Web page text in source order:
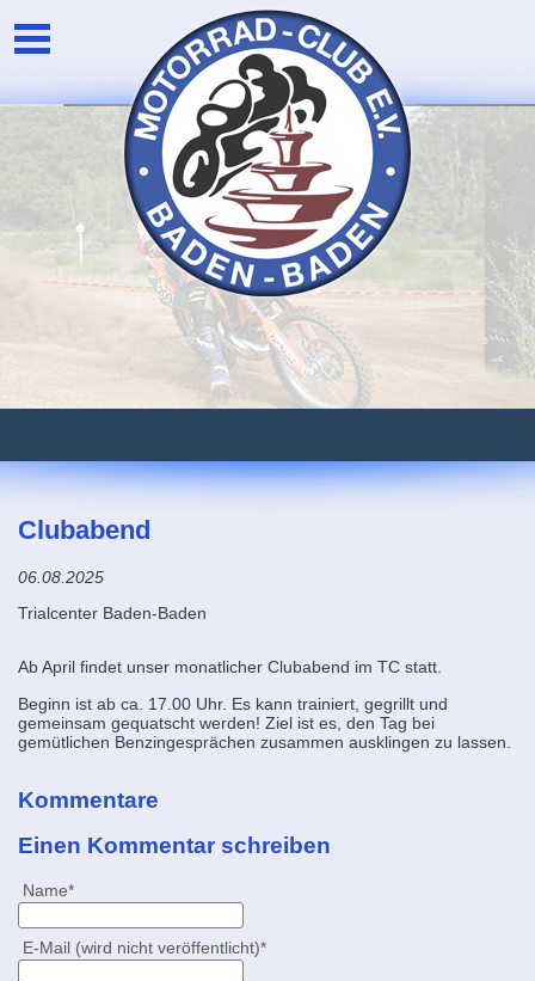
Clubabend
06.08.2025
Trialcenter Baden-Baden
Ab April findet unser monatlicher Clubabend im TC statt.
Beginn ist ab ca. 17.00 Uhr. Es kann trainiert, gegrillt und
gemeinsam gequatscht werden! Ziel ist es, den Tag bei
gemütlichen Benzingesprächen zusammen ausklingen zu lassen.
Kommentare
Einen Kommentar schreiben
Pflichtfeld
Name*
Pflichtfeld
E-Mail (wird nicht veröffentlicht)*
Unser Verein
Die Vorstandschaft
Eventarchiv